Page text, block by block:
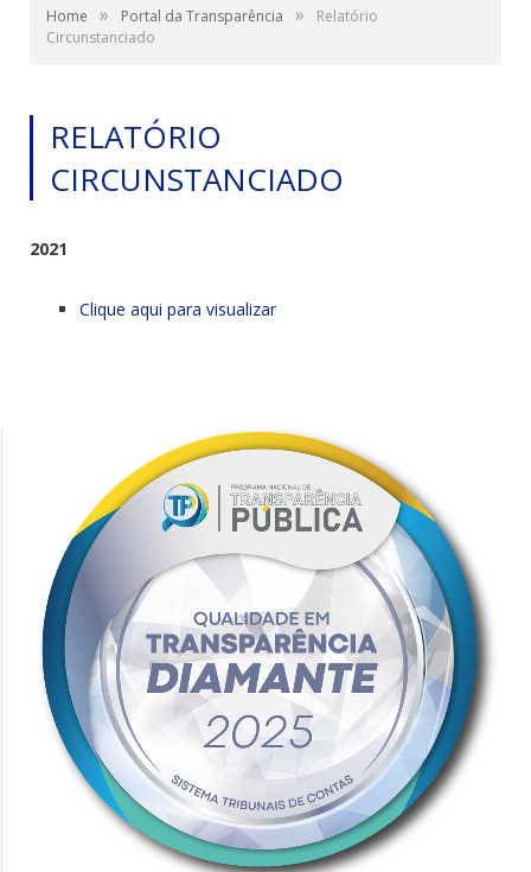
Home » Portal da Transparência »
Relatório
Circunstanciado
RELATÓRIO
CIRCUNSTANCIADO
2021
Clique aqui para visualizar